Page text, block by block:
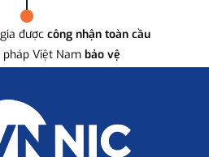
được công nhận toàn cầu
Việt Nam bảo vệ